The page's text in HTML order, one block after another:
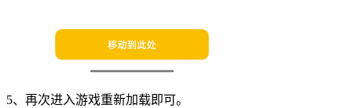
5、再次进入游戏重新加载即可。